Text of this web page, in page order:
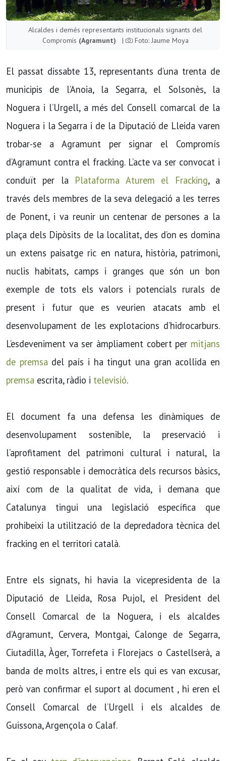
Alcaldes i demés representants institucionals signants del
Compromís (Agramunt) | Foto: Jaume Moya
El passat dissabte 13, representants d’una trenta de
municipis de l’Anoia, la Segarra, el Solsonès, la
Noguera i l’Urgell, a més del Consell comarcal de la
Noguera i la Segarra i de la Diputació de Lleida varen
trobar-se a Agramunt per signar el Compromís
d’Agramunt contra el fracking. L’acte va ser convocat i
conduït per la Plataforma Aturem el Fracking, a
través dels membres de la seva delegació a les terres
de Ponent, i va reunir un centenar de persones a la
plaça dels Dipòsits de la localitat, des d’on es domina
un extens paisatge ric en natura, història, patrimoni,
nuclis habitats, camps i granges que són un bon
exemple de tots els valors i potencials rurals de
present i futur que es veurien atacats amb el
desenvolupament de les explotacions d’hidrocarburs.
L’esdeveniment va ser àmpliament cobert per mitjans
de premsadel país i ha tingut una gran acollida en
premsa escrita, ràdio i televisió.
El document fa una defensa les dinàmiques de
desenvolupament sostenible, la preservació i
l’aprofitament del patrimoni cultural i natural, la
gestió responsable i democràtica dels recursos bàsics,
així com de la qualitat de vida, i demana que
Catalunya tingui una legislació específica que
prohibeixi la utilització de la depredadora tècnica del
fracking en el territori català.
Entre els signats, hi havia la vicepresidenta de la
Diputació de Lleida, Rosa Pujol, el President del
Consell Comarcal de la Noguera, i els alcaldes
d’Agramunt, Cervera, Montgai, Calonge de Segarra,
Ciutadilla, Àger, Torrefeta i Florejacs o Castellserà, a
banda de molts altres, i entre els qui es van excusar,
però van confirmar el suport al document , hi eren el
Consell Comarcal de l’Urgell i els alcaldes de
Guissona, Argençola o Calaf.